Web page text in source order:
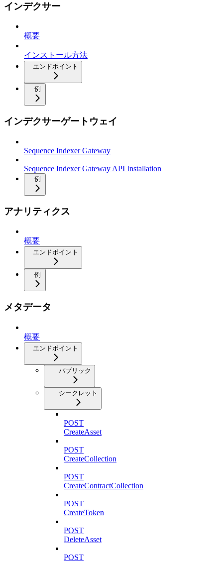
インデクサー
概要
インストール方法
エンドポイント
例
インデクサーゲートウェイ
Sequence Indexer Gateway
Sequence Indexer Gateway API Installation
例
アナリティクス
概要
エンドポイント
例
メタデータ
概要
エンドポイント
パブリック
シークレット
POST
CreateAsset
POST
CreateCollection
POST
CreateContractCollection
POST
CreateToken
POST
DeleteAsset
POST